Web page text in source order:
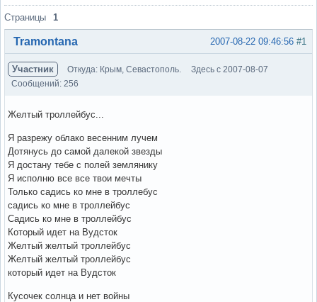
Страницы 1
#1
2007-08-22 09:46:56
Tramontana
Участник Откуда: Крым, Севастополь.
Здесь с 2007-08-07
Сообщений: 256
Желтый троллейбус...
Я разрежу облако весенним лучем
Дотянусь до самой далекой звезды
Я достану тебе с полей землянику
Я исполню все все твои мечты
Только садись ко мне в троллебус
садись ко мне в троллейбус
Садись ко мне в троллейбус
Который идет на Вудсток
Желтый желтый троллейбус
Желтый желтый троллейбус
который идет на Вудсток
Кусочек солнца и нет войны